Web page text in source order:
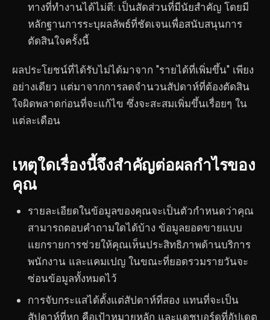
ทางที่ทำงานได้ไม่ดี: เป็นสัดส่วนที่มีนัยสำคัญ โดยมี
หลักฐานการระบุผลลัพธ์ที่ชัดเจนเพื่อสนับสนุนการ
ตัดสินใจครั้งนี้
ผลประโยชน์ที่ได้รับไม่ได้มาจาก "รายได้ที่เพิ่มขึ้น" เพียง
อย่างเดียว แต่มาจากการลดจำนวนสัปดาห์ที่ต้องตัดสิน
ใจผิดพลาดก่อนที่จะแก้ไข ซึ่งจะสะสมเพิ่มขึ้นเรื่อยๆ ใน
แต่ละเดือน
เหตุใดเรื่องนี้จึงสำคัญต่อผลกำไรของ
คุณ
รายละเอียดในข้อมูลของคุณจะเป็นตัวกำหนดว่าคุณ
สามารถตอบคำถามใดได้บ้าง ข้อมูลยอดขายแบบ
แยกรายการช่วยให้คุณเห็นประสิทธิภาพด้านบริการ
พนักงาน และแคมเปญ ในขณะที่ยอดรวมรายวันจะ
ซ่อนข้อมูลทั้งหมดไว้
การจับกระแสได้ตั้งแต่สัปดาห์ที่สอง แทนที่จะเป็น
สัปดาห์ที่หก คือเป้าหมายหลัก และแดชบอร์ดที่อัปเดต